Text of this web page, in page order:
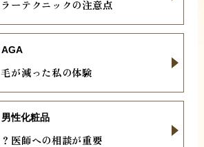
ーテクニックの注意点
が減った私の体験
AGA
医師への相談が重要
男性化粧品